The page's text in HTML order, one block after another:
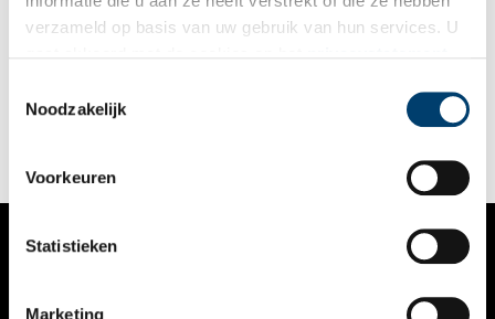
verzameld op basis van uw gebruik van hun services. U
Noodzakelijk
Voorkeuren
Statistieken
Marketing
Fort aan de Nekkerweg is onderdeel van het Noordfront van
de Stelling van Amsterdam. Het fort moest voorkomen dat
NIEUWS